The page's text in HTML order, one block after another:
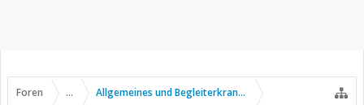
Foren ... Allgemeines und Begleiterkrankungen